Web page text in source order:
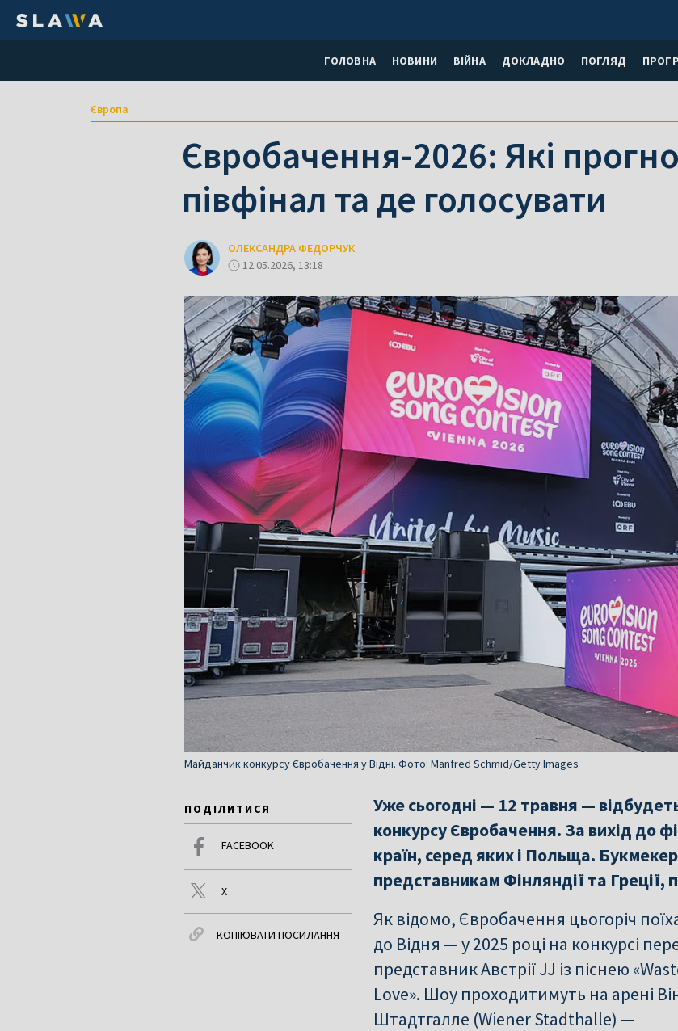
ГОЛОВНА НОВИНИ ВІЙНА ДОКЛАДНО ПОГЛЯД
Європа
Євробачення-2026: Які
півфінал та де голосувати
ОЛЕКСАНДРА ФЕДОРЧУК
12.05.2026, 13:18
Майданчик конкурсу Євробачення у Відні. Фото: Manfred Schmid/Getty Images
ПОДІЛИТИСЯ
FACEBOOK
X
КОПІЮВАТИ ПОСИЛАННЯ
Уже сьогодні — 12 травня —
конкурсу Євробачення. За вихід до
країн, серед яких і Польща.
представникам Фінляндії та Греції,
Як відомо, Євробачення цьогоріч
до Відня — у 2025 році на конкурсі
представник Австрії JJ із піснею
Love». Шоу проходитимуть на арені
Штадтгалле (Wiener Stadthalle) —